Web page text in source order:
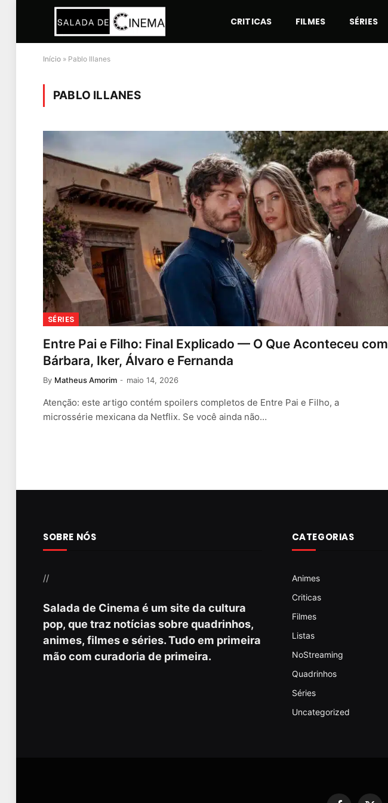
CRITICAS FILMES SÉRIES
Início » Pablo Illanes
PABLO ILLANES
SÉRIES
Entre Pai e Filho: Final Explicado — O Que Aconteceu com
Bárbara, Iker, Álvaro e Fernanda
By Matheus Amorim maio 14, 2026
Atenção: este artigo contém spoilers completos de Entre Pai e Filho, a
microssérie mexicana da Netflix. Se você ainda não…
SOBRE NÓS
//
Salada de Cinema é um site da cultura
pop, que traz notícias sobre quadrinhos,
animes, filmes e séries. Tudo em primeira
mão com curadoria de primeira.
CATEGORIAS
Animes
Criticas
Filmes
Listas
NoStreaming
Quadrinhos
Séries
Uncategorized